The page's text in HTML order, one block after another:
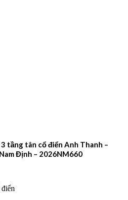
tầng tân cổ điển Anh Thanh –
Định – 2026NM660